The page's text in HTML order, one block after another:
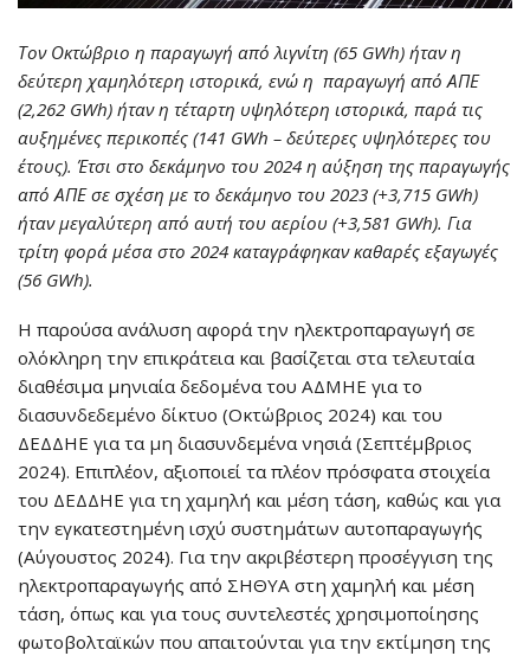
Τον Οκτώβριο η παραγωγή από λιγνίτη (65 GWh) ήταν η
δεύτερη χαμηλότερη ιστορικά, ενώ η παραγωγή από ΑΠΕ
(2,262 GWh) ήταν η τέταρτη υψηλότερη ιστορικά, παρά τις
αυξημένες περικοπές (141 GWh – δεύτερες υψηλότερες του
έτους). Έτσι στο δεκάμηνο του 2024 η αύξηση της παραγωγής
από ΑΠΕ σε σχέση με το δεκάμηνο του 2023 (+3,715 GWh)
ήταν μεγαλύτερη από αυτή του αερίου (+3,581 GWh). Για
τρίτη φορά μέσα στο 2024 καταγράφηκαν καθαρές εξαγωγές
(56 GWh).
Η παρούσα ανάλυση αφορά την ηλεκτροπαραγωγή σε
ολόκληρη την επικράτεια και βασίζεται στα τελευταία
διαθέσιμα μηνιαία δεδομένα του ΑΔΜΗΕ για το
διασυνδεδεμένο δίκτυο (Οκτώβριος 2024) και του
ΔΕΔΔΗΕ για τα μη διασυνδεμένα νησιά (Σεπτέμβριος
2024). Επιπλέον, αξιοποιεί τα πλέον πρόσφατα στοιχεία
του ΔΕΔΔΗΕ για τη χαμηλή και μέση τάση, καθώς και για
την εγκατεστημένη ισχύ συστημάτων αυτοπαραγωγής
(Αύγουστος 2024). Για την ακριβέστερη προσέγγιση της
ηλεκτροπαραγωγής από ΣΗΘΥΑ στη χαμηλή και μέση
τάση, όπως και για τους συντελεστές χρησιμοποίησης
φωτοβολταϊκών που απαιτούνται για την εκτίμηση της